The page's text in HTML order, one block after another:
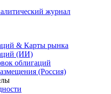
журнал
& Карты рынка
(ИИ)
облигаций
(Россия)